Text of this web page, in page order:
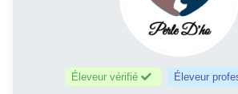
Éleveur vérifié Éleveur